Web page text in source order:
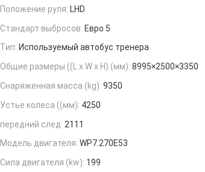
Положение руля: LHD
Стандарт выбросов: Евро 5
Тип: Используемый автобус тренера
Общие размеры ((L x W x H) (мм): 8995×2500×3350
Снаряженная масса (kg): 9350
Устье колеса ((мм): 4250
передний след: 2111
Модель двигателя: WP7.270E53
Сила двигателя (kw): 199